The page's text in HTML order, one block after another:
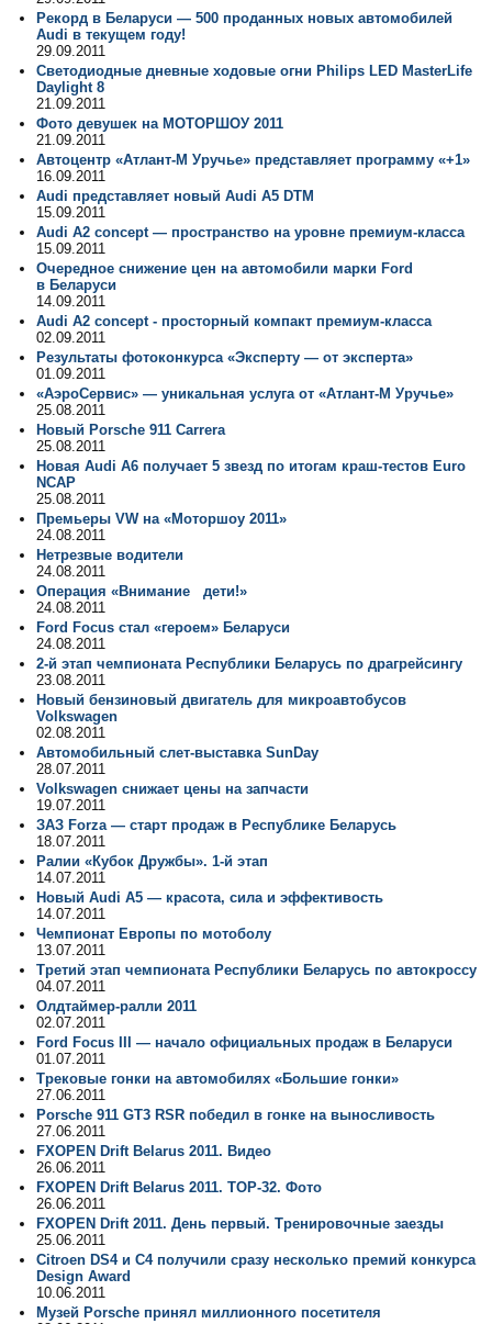
Рекорд в Беларуси — 500 проданных новых автомобилей
Audi в текущем году!
29.09.2011
Светодиодные дневные ходовые огни Philips LED MasterLife
Daylight 8
21.09.2011
Фото девушек на МОТОРШОУ 2011
21.09.2011
Автоцентр «Атлант-М Уручье» представляет программу «+1»
16.09.2011
Audi представляет новый Audi A5 DTM
15.09.2011
Audi A2 concept — пространство на уровне премиум-класса
15.09.2011
Очередное cнижение цен на автомобили марки Ford
в Беларуси
14.09.2011
Audi A2 concept - просторный компакт премиум-класса
02.09.2011
Результаты фотоконкурса «Эксперту — от эксперта»
01.09.2011
«АэроCервис» — уникальная услуга от «Атлант-М Уручье»
25.08.2011
Новый Porsche 911 Carrera
25.08.2011
Новая Audi A6 получает 5 звезд по итогам краш-тестов Euro
NCAP
25.08.2011
Премьеры VW на «Моторшоу 2011»
24.08.2011
Нетрезвые водители
24.08.2011
Операция «Внимание дети!»
24.08.2011
Ford Focus стал «героем» Беларуси
24.08.2011
2-й этап чемпионата Республики Беларусь по драгрейсингу
23.08.2011
Новый бензиновый двигатель для микроавтобусов
Volkswagen
02.08.2011
Автомобильный слет-выставка SunDay
28.07.2011
Volkswagen снижает цены на запчасти
19.07.2011
ЗАЗ Forza — старт продаж в Республике Беларусь
18.07.2011
Ралии «Кубок Дружбы». 1-й этап
14.07.2011
Новый Audi A5 — красота, сила и эффективость
14.07.2011
Чемпионат Европы по мотоболу
13.07.2011
Третий этап чемпионата Республики Беларусь по автокроссу
04.07.2011
Олдтаймер-ралли 2011
02.07.2011
Ford Focus III — начало официальных продаж в Беларуси
01.07.2011
Трековые гонки на автомобилях «Большие гонки»
27.06.2011
Porsche 911 GT3 RSR победил в гонке на выносливость
27.06.2011
FXOPEN Drift Belarus 2011. Видео
26.06.2011
FXOPEN Drift Belarus 2011. TOP-32. Фото
26.06.2011
FXOPEN Drift 2011. День первый. Тренировочные заезды
25.06.2011
Citroen DS4 и C4 получили сразу несколько премий конкурса
Design Award
10.06.2011
Музей Porsche принял миллионного посетителя